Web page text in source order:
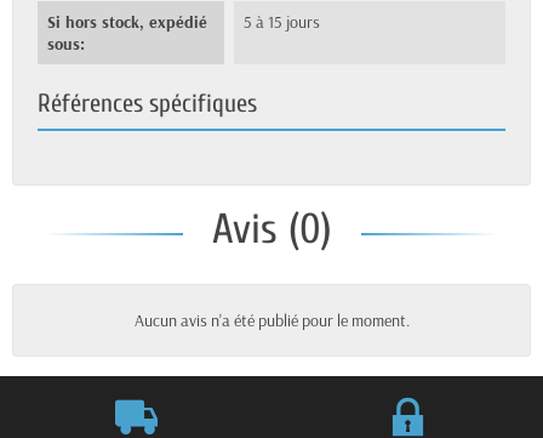
Si hors stock, expédié
sous:
5 à 15 jours
Références spécifiques
Avis (0)
Aucun avis n'a été publié pour le moment.